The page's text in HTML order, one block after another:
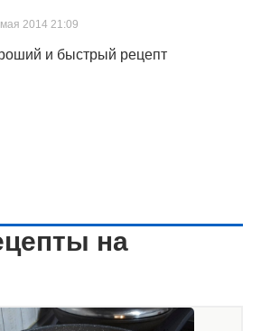
2014 21:09
и быстрый рецепт
на